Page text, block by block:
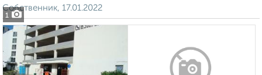
1
Собственник, 17.01.2022